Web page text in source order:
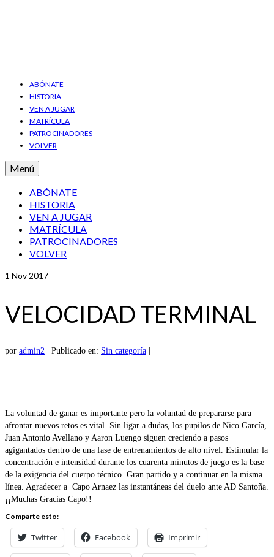
ABÓNATE
HISTORIA
VEN A JUGAR
MATRÍCULA
PATROCINADORES
VOLVER
Menú
ABÓNATE
HISTORIA
VEN A JUGAR
MATRÍCULA
PATROCINADORES
VOLVER
1 Nov 2017
VELOCIDAD TERMINAL
por admin2 Publicado en: Sin categoría
La voluntad de ganar es importante pero la voluntad de prepararse para
afrontar nuevos retos es vital. Sin ligar a dudas, los pupilos de Nico García,
Juan Antonio Avellano y Aaron Luengo siguen creciendo a pasos
agigantados dentro de una fase de entrenamientos de alto nivel. Estimular la
concentración e intensidad durante los cuarenta minutos de juego es la base
de la exigencia del cuerpo técnico. Gran partido y a continuar en la misma
línea. Agradecer a Capo Arnaez las instantáneas del duelo ante AD Santoña.
¡¡Muchas Gracias Capo!!
Comparte esto:
Twitter Facebook Imprimir